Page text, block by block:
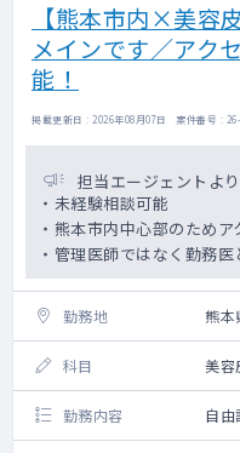
【熊本市内×美容
メインです／アク
能！
掲載更新日 : 2026年08月07日 案件番号 :
担当エージェントより
・未経験相談可能
・熊本市内中心部のためア
・管理医師ではなく勤務医
勤務地 熊本
科目 美容
勤務内容 自由